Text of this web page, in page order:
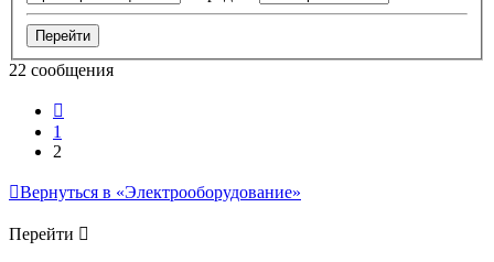
22 сообщения
1
2
Вернуться в «Электрооборудование»
Перейти